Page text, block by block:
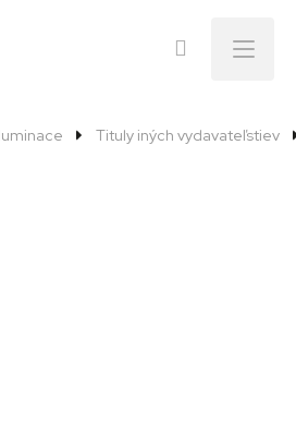
Menu
Tituly iných vydavateľstiev